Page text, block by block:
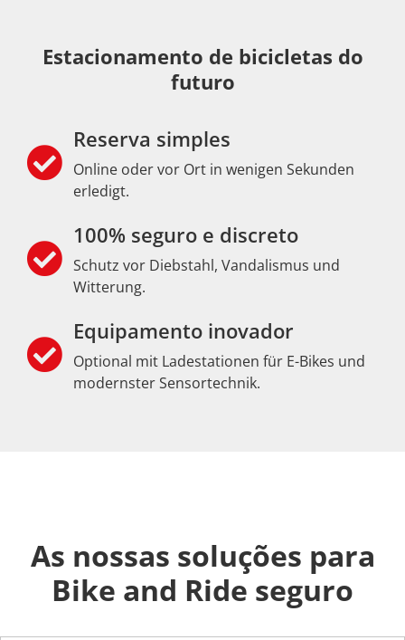
Estacionamento de bicicletas do
futuro
Reserva simples
Online oder vor Ort in wenigen Sekunden
erledigt.
100% seguro e discreto
Schutz vor Diebstahl, Vandalismus und
Witterung.
Equipamento inovador
Optional mit Ladestationen für E-Bikes und
modernster Sensortechnik.
As nossas soluções para
Bike and Ride seguro